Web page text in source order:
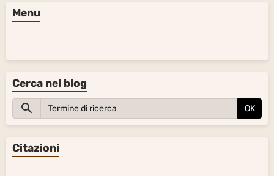
Menu
Cerca nel blog
OK
Citazioni